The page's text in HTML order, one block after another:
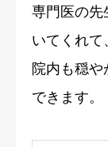
専門医の先
いてくれて
院内も穏や
できます。